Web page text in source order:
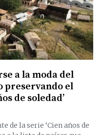
a la moda del
preservando el
de soledad’
de la serie ‘Cien años de